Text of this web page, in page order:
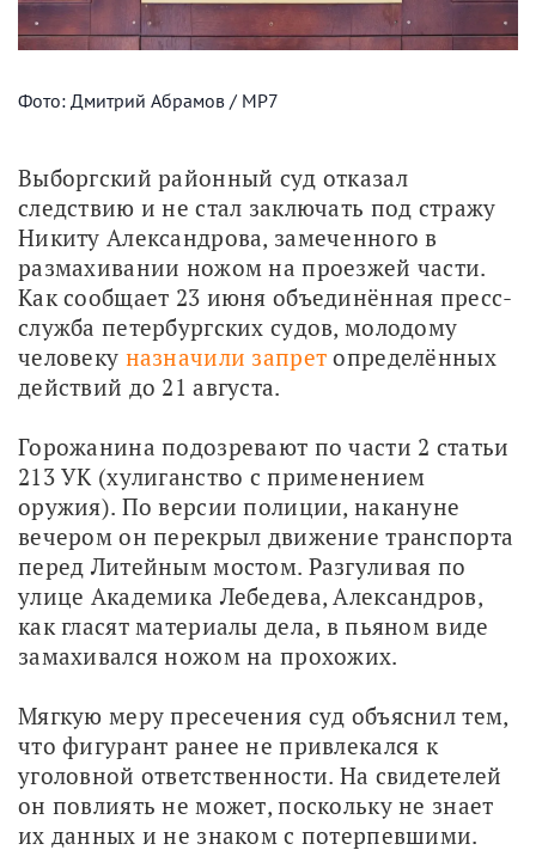
Фото: Дмитрий Абрамов / МР7
Выборгский районный суд отказал
следствию и не стал заключать под стражу
Никиту Александрова, замеченного в
размахивании ножом на проезжей части.
Как сообщает 23 июня объединённая пресс-
служба петербургских судов, молодому
человеку назначили запрет определённых
действий до 21 августа.
Горожанина подозревают по части 2 статьи
213 УК (хулиганство с применением
оружия). По версии полиции, накануне
вечером он перекрыл движение транспорта
перед Литейным мостом. Разгуливая по
улице Академика Лебедева, Александров,
как гласят материалы дела, в пьяном виде
замахивался ножом на прохожих.
Мягкую меру пресечения суд объяснил тем,
что фигурант ранее не привлекался к
уголовной ответственности. На свидетелей
он повлиять не может, поскольку не знает
их данных и не знаком с потерпевшими.